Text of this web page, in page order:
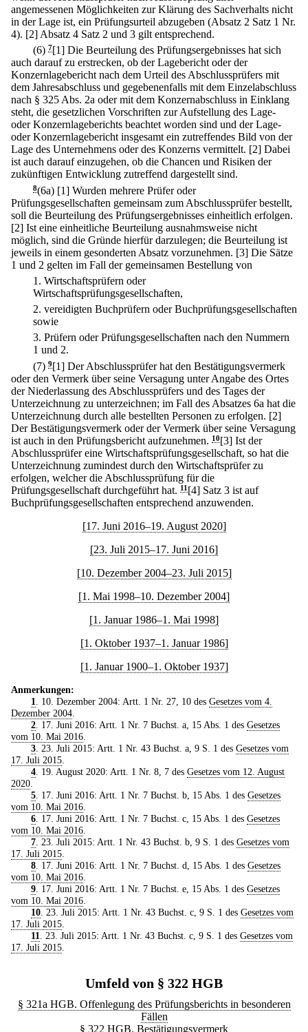
angemessenen Möglichkeiten zur Klärung des Sachverhalts nicht
in der Lage ist, ein Prüfungsurteil abzugeben (Absatz 2 Satz 1 Nr.
4). [2] Absatz 4 Satz 2 und 3 gilt entsprechend.
(6) 7[1] Die Beurteilung des Prüfungsergebnisses hat sich
auch darauf zu erstrecken, ob der Lagebericht oder der
Konzernlagebericht nach dem Urteil des Abschlussprüfers mit
dem Jahresabschluss und gegebenenfalls mit dem Einzelabschluss
nach § 325 Abs. 2a oder mit dem Konzernabschluss in Einklang
steht, die gesetzlichen Vorschriften zur Aufstellung des Lage-
oder Konzernlageberichts beachtet worden sind und der Lage-
oder Konzernlagebericht insgesamt ein zutreffendes Bild von der
Lage des Unternehmens oder des Konzerns vermittelt. [2] Dabei
ist auch darauf einzugehen, ob die Chancen und Risiken der
zukünftigen Entwicklung zutreffend dargestellt sind.
8(6a) [1] Wurden mehrere Prüfer oder
Prüfungsgesellschaften gemeinsam zum Abschlussprüfer bestellt,
soll die Beurteilung des Prüfungsergebnisses einheitlich erfolgen.
[2] Ist eine einheitliche Beurteilung ausnahmsweise nicht
möglich, sind die Gründe hierfür darzulegen; die Beurteilung ist
jeweils in einem gesonderten Absatz vorzunehmen. [3] Die Sätze
1 und 2 gelten im Fall der gemeinsamen Bestellung von
1. Wirtschaftsprüfern oder
Wirtschaftsprüfungsgesellschaften,
2. vereidigten Buchprüfern oder Buchprüfungsgesellschaften
sowie
3. Prüfern oder Prüfungsgesellschaften nach den Nummern
1 und 2.
(7) 9[1] Der Abschlussprüfer hat den Bestätigungsvermerk
oder den Vermerk über seine Versagung unter Angabe des Ortes
der Niederlassung des Abschlussprüfers und des Tages der
Unterzeichnung zu unterzeichnen; im Fall des Absatzes 6a hat die
Unterzeichnung durch alle bestellten Personen zu erfolgen. [2]
Der Bestätigungsvermerk oder der Vermerk über seine Versagung
ist auch in den Prüfungsbericht aufzunehmen. 10[3] Ist der
Abschlussprüfer eine Wirtschaftsprüfungsgesellschaft, so hat die
Unterzeichnung zumindest durch den Wirtschaftsprüfer zu
erfolgen, welcher die Abschlussprüfung für die
Prüfungsgesellschaft durchgeführt hat. 11 [4] Satz 3 ist auf
Buchprüfungsgesellschaften entsprechend anzuwenden.
[17. Juni 2016–19. August 2020]
[23. Juli 2015–17. Juni 2016]
[10. Dezember 2004–23. Juli 2015]
[1. Mai 1998–10. Dezember 2004]
[1. Januar 1986–1. Mai 1998]
[1. Oktober 1937–1. Januar 1986]
[1. Januar 1900–1. Oktober 1937]
Anmerkungen:
1
. 10. Dezember 2004: Artt. 1 Nr. 27, 10 des Gesetzes vom 4.
Dezember 2004
2. 17. Juni 2016: Artt. 1 Nr. 7 Buchst. a, 15 Abs. 1 des Gesetzes
vom 10. Mai 2016
3. 23. Juli 2015: Artt. 1 Nr. 43 Buchst. a, 9 S. 1 des Gesetzes vom
17. Juli 2015
4. 19. August 2020: Artt. 1 Nr. 8, 7 des Gesetzes vom 12. August
2020
5. 17. Juni 2016: Artt. 1 Nr. 7 Buchst. b, 15 Abs. 1 des Gesetzes
vom 10. Mai 2016
6. 17. Juni 2016: Artt. 1 Nr. 7 Buchst. c, 15 Abs. 1 des Gesetzes
vom 10. Mai 2016
7. 23. Juli 2015: Artt. 1 Nr. 43 Buchst. b, 9 S. 1 des Gesetzes vom
17. Juli 2015
8. 17. Juni 2016: Artt. 1 Nr. 7 Buchst. d, 15 Abs. 1 des Gesetzes
vom 10. Mai 2016
9. 17. Juni 2016: Artt. 1 Nr. 7 Buchst. e, 15 Abs. 1 des Gesetzes
vom 10. Mai 2016
10. 23. Juli 2015: Artt. 1 Nr. 43 Buchst. c, 9 S. 1 des Gesetzes vom
17. Juli 2015
11
. 23. Juli 2015: Artt. 1 Nr. 43 Buchst. c, 9 S. 1 des Gesetzes vom
17. Juli 2015
Umfeld von § 322 HGB
§ 321a HGB. Offenlegung des Prüfungsberichts in besonderen
Fällen
§ 322 HGB. Bestätigungsvermerk